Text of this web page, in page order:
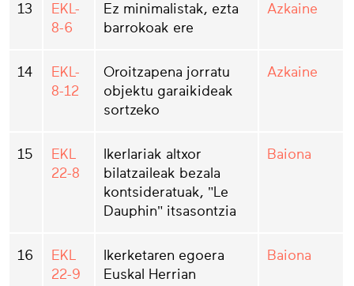
13
EKL-
8-6
Ez minimalistak, ezta
barrokoak ere
Azkaine
14
EKL-
8-12
Oroitzapena jorratu
objektu garaikideak
sortzeko
Azkaine
15
EKL
22-8
Ikerlariak altxor
bilatzaileak bezala
kontsideratuak, "Le
Dauphin" itsasontzia
Baiona
16
EKL
22-9
Ikerketaren egoera
Euskal Herrian
Baiona